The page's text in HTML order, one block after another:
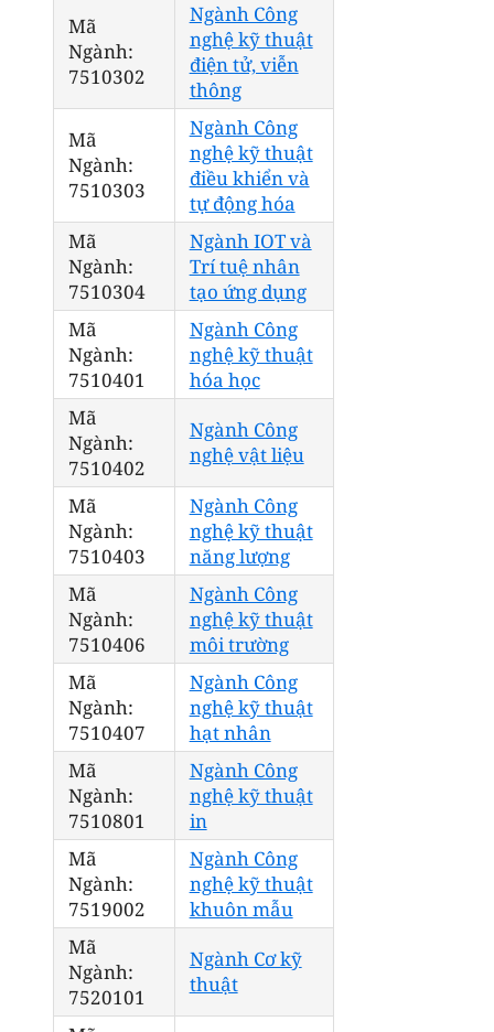
Mã
Ngành:
7510302
Ngành Công
nghệ kỹ thuật
điện tử, viễn
thông
Mã
Ngành:
7510303
Ngành Công
nghệ kỹ thuật
điều khiển và
tự động hóa
Mã
Ngành:
7510304
Ngành IOT và
Trí tuệ nhân
tạo ứng dụng
Mã
Ngành:
7510401
Ngành Công
nghệ kỹ thuật
hóa học
Mã
Ngành:
7510402
Ngành Công
nghệ vật liệu
Mã
Ngành:
7510403
Ngành Công
nghệ kỹ thuật
năng lượng
Mã
Ngành:
7510406
Ngành Công
nghệ kỹ thuật
môi trường
Mã
Ngành:
7510407
Ngành Công
nghệ kỹ thuật
hạt nhân
Mã
Ngành:
7510801
Ngành Công
nghệ kỹ thuật
in
Mã
Ngành:
7519002
Ngành Công
nghệ kỹ thuật
khuôn mẫu
Mã
Ngành:
7520101
Ngành Cơ kỹ
thuật